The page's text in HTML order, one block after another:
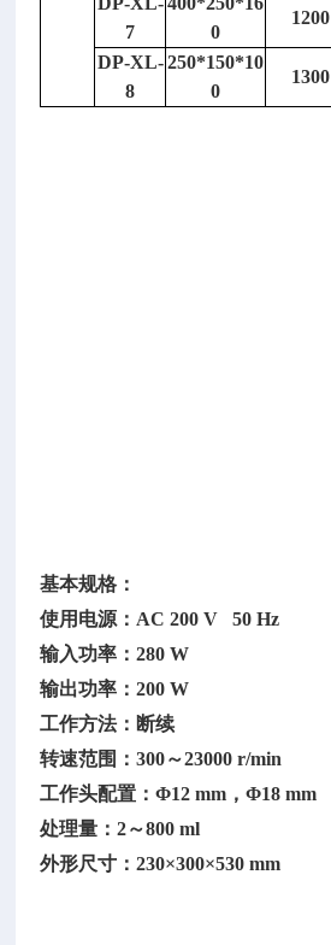
7
0
1200
DP-XL-
8
250*150*10
0
1300
基本规格：
使用电源： AC 200 V 50 Hz
输入功率：280 W
输出功率：200 W
工作方法：断续
转速范围：300～23000 r/min
工作头配置：Φ12 mm，Φ18 mm
处理量：2～800 ml
外形尺寸：230×300×530 mm